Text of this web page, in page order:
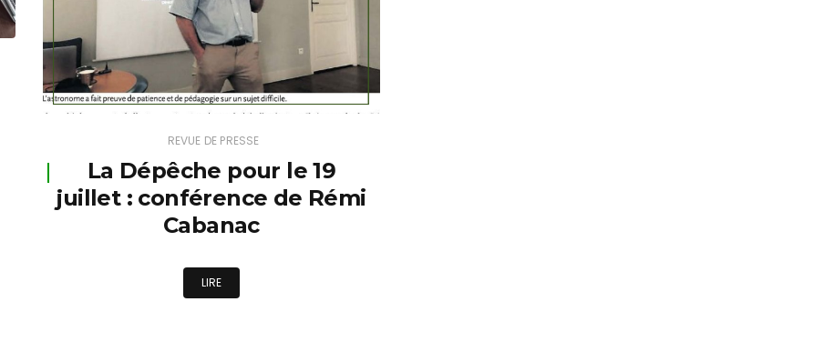
REVUE DE PRESSE
La Dépêche pour le 19
juillet : conférence de Rémi
Cabanac
LIRE